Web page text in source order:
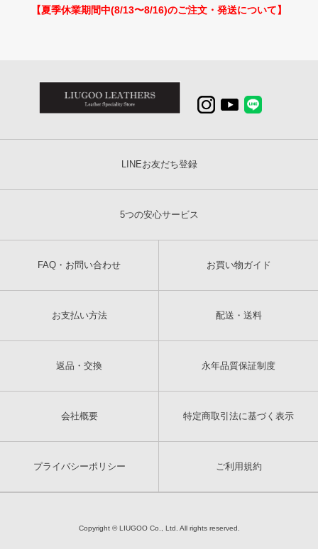
【夏季休業期間中(8/13〜8/16)のご注文・発送について】
LINEお友だち登録
5つの安心サービス
FAQ・お問い合わせ お買い物ガイド
お支払い方法 配送・送料
返品・交換 永年品質保証制度
会社概要 特定商取引法に基づく表示
プライバシーポリシー ご利用規約
Copyright © LIUGOO Co., Ltd. All rights reserved.